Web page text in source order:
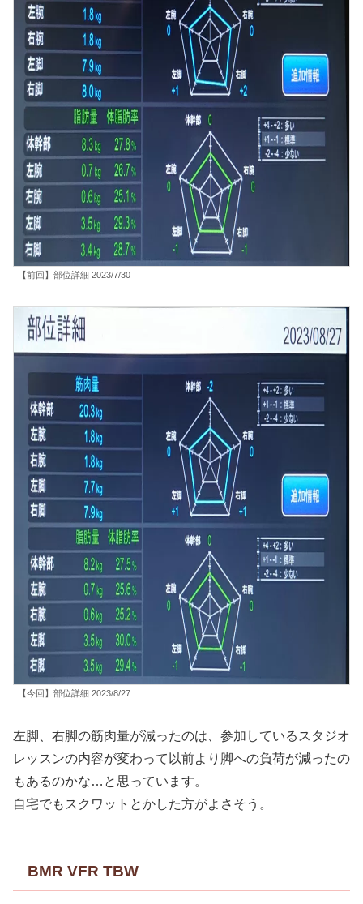
【前回】部位詳細 2023/7/30
【今回】部位詳細 2023/8/27
左脚、右脚の筋肉量が減ったのは、参加しているスタジオ
レッスンの内容が変わって以前より脚への負荷が減ったの
もあるのかな…と思っています。
自宅でもスクワットとかした方がよさそう。
BMR VFR TBW